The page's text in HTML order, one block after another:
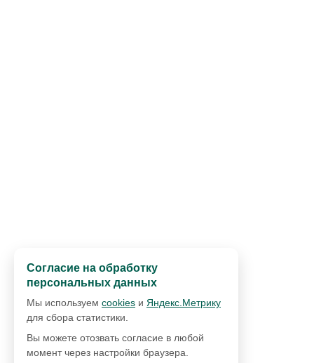
Согласие на обработку
персональных данных
Мы используем cookies и Яндекс.Метрику
для сбора статистики.
Вы можете отозвать согласие в любой
момент через настройки браузера.